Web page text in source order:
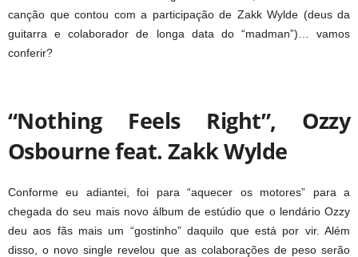
canção que contou com a participação de Zakk Wylde (deus da
guitarra e colaborador de longa data do “madman”)… vamos
conferir?
“Nothing Feels Right”, Ozzy
Osbourne feat. Zakk Wylde
Conforme eu adiantei, foi para “aquecer os motores” para a
chegada do seu mais novo álbum de estúdio que o lendário Ozzy
deu aos fãs mais um “gostinho” daquilo que está por vir. Além
disso, o novo single revelou que as colaborações de peso serão